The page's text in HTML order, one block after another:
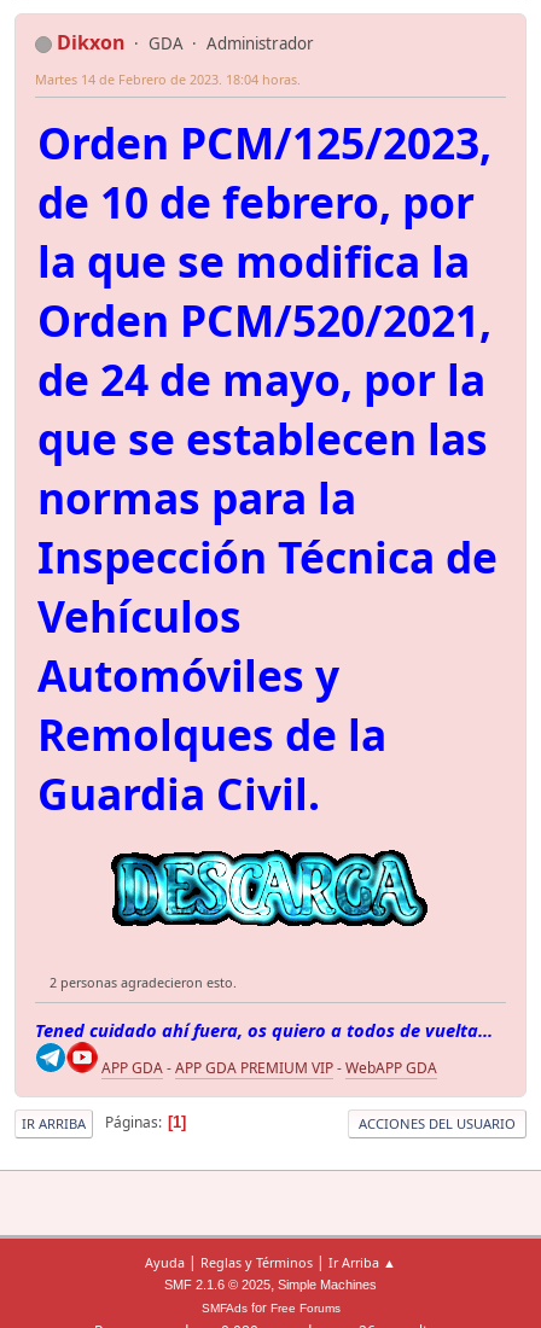
Dikxon GDA Administrador
Martes 14 de Febrero de 2023. 18:04 horas.
Orden PCM/125/2023,
de 10 de febrero, por
la que se modifica la
Orden PCM/520/2021,
de 24 de mayo, por la
que se establecen las
normas para la
Inspección Técnica de
Vehículos
Automóviles y
Remolques de la
Guardia Civil.
2 personas agradecieron esto.
Tened cuidado ahí fuera, os quiero a todos de vuelta...
APP GDA-APP GDA PREMIUM VIP-WebAPP GDA
IR ARRIBA Páginas 1 ACCIONES DEL USUARIO
Ayuda | Reglas y Términos | Ir Arriba ▲
SMF 2.1.6 © 2025, Simple Machines
SMFAdsfor Free Forums